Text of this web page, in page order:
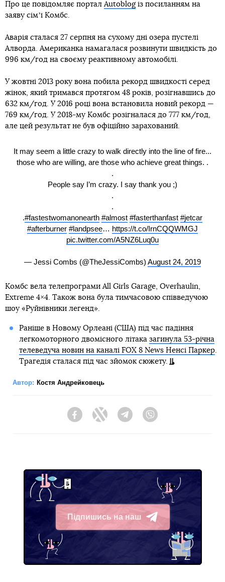
Про це повідомляє порталAutoblogіз посиланням на
заяву сімʼї Комбс.
Аварія сталася 27 серпня на сухому дні озера пустелі
Алворда. Американка намагалася розвинути швидкість до
996 км/год на своєму реактивному автомобілі.
У жовтні 2013 року вона побила рекорд швидкості серед
жінок, який тримався протягом 48 років, розігнавшись до
632 км/год. У 2016 році вона встановила новий рекорд —
769 км/год. У 2018-му Комбс розігналася до 777 км/год,
але цей результат не був офіційно зарахований.
It may seem a little crazy to walk directly into the line of fire...
those who are willing, are those who achieve great things. .
.
People say I’m crazy. I say thank you ;)
.
.
.#fastestwomanonearth #almost #fasterthanfast #jetcar
#afterburner #landpsee… https://t.co/IrnCQQWMGJ
pic.twitter.com/A5NZ6Luq0u
— Jessi Combs (@TheJessiCombs) August 24, 2019
Комбс вела телепрограми All Girls Garage, Overhaulin,
Extreme 4×4. Також вона була тимчасовою співведучою
шоу «Руйнівники легенд».
Раніше в Новому Орлеані (США) під час падіння
легкомоторного двомісного літака загинула 53-річна
телеведуча новин на каналі FOX 8 News Ненсі Паркер.
Трагедія сталася під час зйомок сюжету.
Автор: Костя Андрейковець
FacebookTwitter Telegram
Підпишись на наш
Telegram